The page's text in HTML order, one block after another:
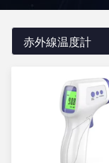
赤外線温度計